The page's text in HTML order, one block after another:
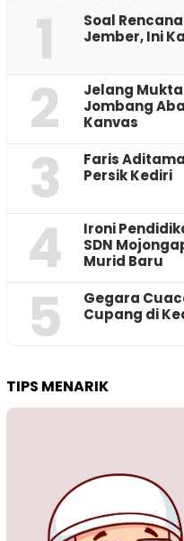
1
‎Soal
Jember, Ini
2
Jelang
Jombang
Kanvas
3
Faris
Persik Kediri
4
Ironi
SDN
Murid Baru
5
‎Gegara
Cupang di
TIPS MENARIK